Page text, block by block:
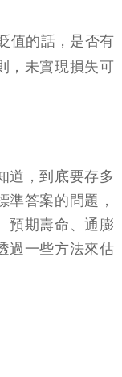
值的話，是否有
，未實現損失可
道，到底要存多
準答案的問題，
預期壽命、通膨
過一些方法來估